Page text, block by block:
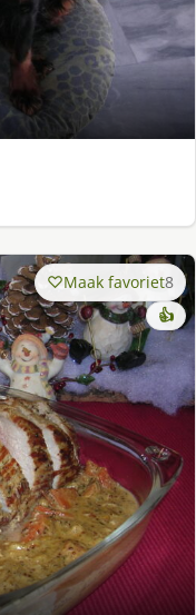
Maak favoriet8
👍